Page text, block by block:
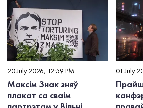
20 July 2026, 12:59 PM
Максім Знак зняў
плакат са сваім
01 July